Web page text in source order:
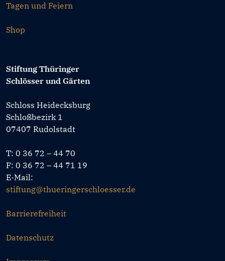
Tagen und Feiern
Shop
Stiftung Thüringer
Schlösser und Gärten
Schloss Heidecksburg
Schloßbezirk 1
07407 Rudolstadt
T: 0 36 72 – 44 70
F: 0 36 72 – 44 71 19
E-Mail:
stiftung@thueringerschloesser.de
Barrierefreiheit
Datenschutz